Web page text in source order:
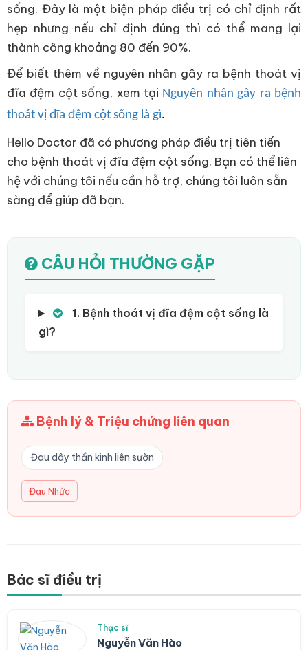
sống. Đây là một biện pháp điều trị có chỉ định rất
hẹp nhưng nếu chỉ định đúng thì có thể mang lại
thành công khoảng 80 đến 90%.
Để biết thêm về nguyên nhân gây ra bệnh thoát vị
đĩa đệm cột sống, xem tại Nguyên nhân gây ra bệnh
thoát vị đĩa đệm cột sống là gì.
Hello Doctor đã có phương pháp điều trị tiên tiến
cho bệnh thoát vị đĩa đệm cột sống. Bạn có thể liên
hệ với chúng tôi nếu cần hỗ trợ, chúng tôi luôn sẵn
sàng để giúp đỡ bạn.
CÂU HỎI THƯỜNG GẶP
1. Bệnh thoát vị đĩa đệm cột sống là
gì?
Bệnh lý & Triệu chứng liên quan
Đau dây thần kinh liên sườn
Đau Nhức
Bác sĩ điều trị
Thạc sĩ
Nguyễn Văn Hào